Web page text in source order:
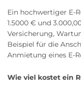
Ein hochwertiger E-
1.5000 € und
Versicherung,
Beispiel für die
Anmietung eines E-
Wie viel kostet ein